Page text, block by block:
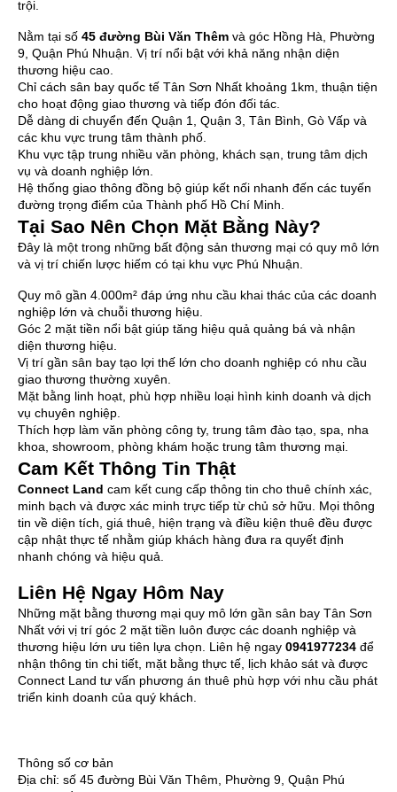
trội.
Nằm tại số 45 đường Bùi Văn Thêm và góc Hồng Hà, Phường
9, Quận Phú Nhuận. Vị trí nổi bật với khả năng nhận diện
thương hiệu cao.
Chỉ cách sân bay quốc tế Tân Sơn Nhất khoảng 1km, thuận tiện
cho hoạt động giao thương và tiếp đón đối tác.
Dễ dàng di chuyển đến Quận 1, Quận 3, Tân Bình, Gò Vấp và
các khu vực trung tâm thành phố.
Khu vực tập trung nhiều văn phòng, khách sạn, trung tâm dịch
vụ và doanh nghiệp lớn.
Hệ thống giao thông đồng bộ giúp kết nối nhanh đến các tuyến
đường trọng điểm của Thành phố Hồ Chí Minh.
Tại Sao Nên Chọn Mặt Bằng Này?
Đây là một trong những bất động sản thương mại có quy mô lớn
và vị trí chiến lược hiếm có tại khu vực Phú Nhuận.
Quy mô gần 4.000m² đáp ứng nhu cầu khai thác của các doanh
nghiệp lớn và chuỗi thương hiệu.
Góc 2 mặt tiền nổi bật giúp tăng hiệu quả quảng bá và nhận
diện thương hiệu.
Vị trí gần sân bay tạo lợi thế lớn cho doanh nghiệp có nhu cầu
giao thương thường xuyên.
Mặt bằng linh hoạt, phù hợp nhiều loại hình kinh doanh và dịch
vụ chuyên nghiệp.
Thích hợp làm văn phòng công ty, trung tâm đào tạo, spa, nha
khoa, showroom, phòng khám hoặc trung tâm thương mại.
Cam Kết Thông Tin Thật
Connect Land cam kết cung cấp thông tin cho thuê chính xác,
minh bạch và được xác minh trực tiếp từ chủ sở hữu. Mọi thông
tin về diện tích, giá thuê, hiện trạng và điều kiện thuê đều được
cập nhật thực tế nhằm giúp khách hàng đưa ra quyết định
nhanh chóng và hiệu quả.
Liên Hệ Ngay Hôm Nay
Những mặt bằng thương mại quy mô lớn gần sân bay Tân Sơn
Nhất với vị trí góc 2 mặt tiền luôn được các doanh nghiệp và
thương hiệu lớn ưu tiên lựa chọn. Liên hệ ngay 0941977234 để
nhận thông tin chi tiết, mặt bằng thực tế, lịch khảo sát và được
Connect Land tư vấn phương án thuê phù hợp với nhu cầu phát
triển kinh doanh của quý khách.
Thông số cơ bản
Địa chỉ: số 45 đường Bùi Văn Thêm, Phường 9, Quận Phú